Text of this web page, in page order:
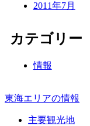
2011年7月
カテゴリー
情報
東海エリアの情報
主要観光地